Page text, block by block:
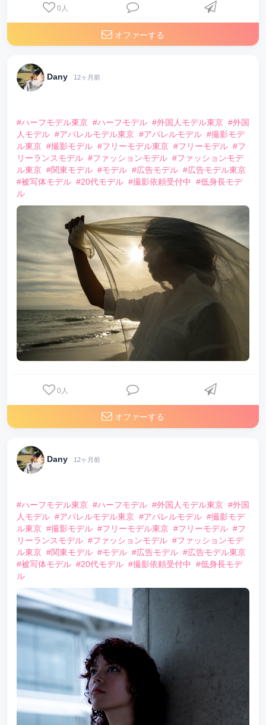
0 人
オファーする
Dany 12ヶ月前
#ハーフモデル東京 #ハーフモデル #外国人モデル東京 #外国
人モデル #アパレルモデル東京 #アパレルモデル #撮影モデ
ル東京 #撮影モデル #フリーモデル東京 #フリーモデル #フ
リーランスモデル #ファッションモデル #ファッションモデ
ル東京 #関東モデル #モデル #広告モデル #広告モデル東京
#被写体モデル #20代モデル #撮影依頼受付中
#低身長モデ
ル
0 人
オファーする
Dany 12ヶ月前
#ハーフモデル東京 #ハーフモデル #外国人モデル東京 #外国
人モデル #アパレルモデル東京 #アパレルモデル #撮影モデ
ル東京 #撮影モデル #フリーモデル東京 #フリーモデル #フ
リーランスモデル #ファッションモデル #ファッションモデ
ル東京 #関東モデル #モデル #広告モデル #広告モデル東京
#被写体モデル #20代モデル #撮影依頼受付中
#低身長モデ
ル